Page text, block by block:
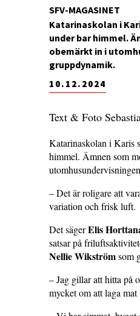
SFV-MAGASINET
10.12.2024
Katarinaskolan i
under bar himmel.
obemärkt in i
gruppdynamik.
Text & Foto
Katarinaskolan i Karis
himmel. Ämnen som
– Det är roligare att
variation och frisk luft.
Det sägerElis
satsar på
Nellie Wikströmsom
– Jag gillar att hitta på
mycket om att laga mat